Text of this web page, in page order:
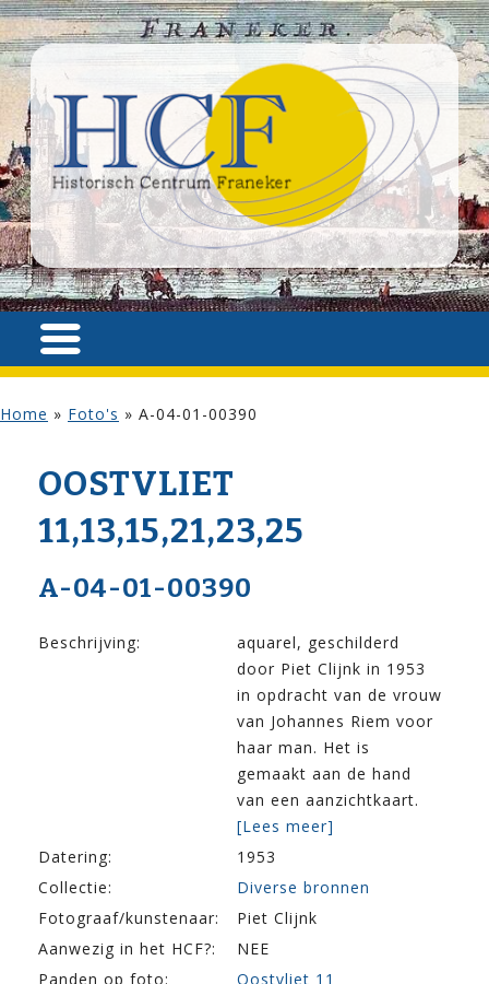
Home » Foto's » A-04-01-00390
OOSTVLIET
11,13,15,21,23,25
A-04-01-00390
Beschrijving:
aquarel, geschilderd
door Piet Clijnk in 1953
in opdracht van de vrouw
van Johannes Riem voor
haar man. Het is
gemaakt aan de hand
van een aanzichtkaart.
[Lees meer]
Datering:
1953
Collectie:
Diverse bronnen
Fotograaf/kunstenaar:
Piet Clijnk
Aanwezig in het HCF?:
NEE
Panden op foto:
Oostvliet 11